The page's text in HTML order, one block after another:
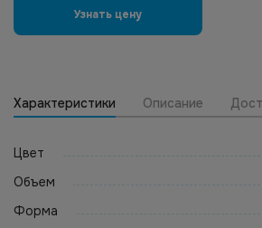
Узнать цену
Характеристики Описание
Цвет
Объем
Форма